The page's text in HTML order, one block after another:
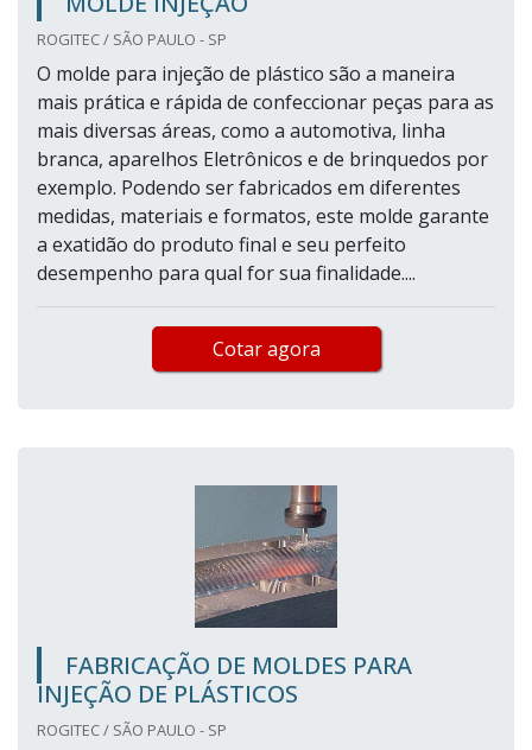
ROGITEC / SÃO PAULO - SP
O molde para injeção de plástico são a maneira
mais prática e rápida de confeccionar peças para as
mais diversas áreas, como a automotiva, linha
branca, aparelhos Eletrônicos e de brinquedos por
exemplo. Podendo ser fabricados em diferentes
medidas, materiais e formatos, este molde garante
a exatidão do produto final e seu perfeito
desempenho para qual for sua finalidade....
Cotar agora
FABRICAÇÃO DE MOLDES PARA
INJEÇÃO DE PLÁSTICOS
ROGITEC / SÃO PAULO - SP